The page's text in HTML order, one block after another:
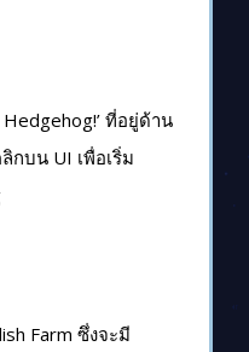
Hedgehog!’ ที่อยู่ด้าน
กบน UI เพื่อเริ่ม
Farm ซึ่งจะมี